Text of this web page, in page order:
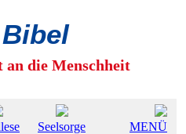
an die Menschheit
Seelsorge MENÜ